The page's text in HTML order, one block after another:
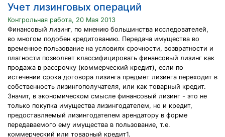
Учет лизинговых операций
Контрольная работа, 20 Мая 2013
Финансовый лизинг, по мнению большинства исследователей,
во многом подобен кредитованию. Передача имущества во
временное пользование на условиях срочности, возвратности и
платности позволяет классифицировать финансовый лизинг как
продажа в рассрочку (коммерческий кредит), если по
истечении срока договора лизинга предмет лизинга переходит в
собственность лизингополучателя, или как товарный кредит.
Значит, в экономическом смысле финансовый лизинг - это не
только покупка имущества лизингодателем, но и кредит,
предоставляемый лизингодателем арендатору в форме
передаваемого ему имущества в пользование, т.е.
коммерческий или товарный кредит1.